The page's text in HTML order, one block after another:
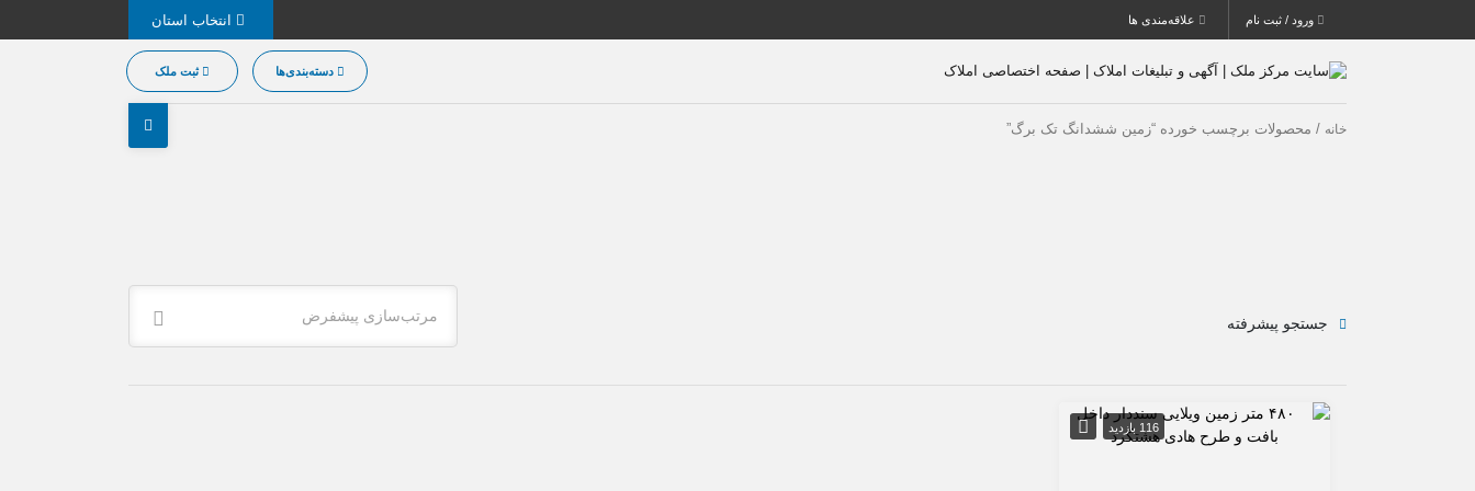
ورود / ثبت نام علاقه‌مندی ها
دسته‌بندی‌ها ثبت ملک
خانه / محصولات برچسب خورده “زمین ششدانگ تک برگ”
مرتب‌سازی پیشفرض جستجو پیشرفته
116 بازدید